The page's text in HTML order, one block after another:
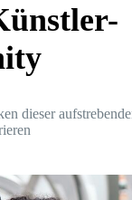
dieser